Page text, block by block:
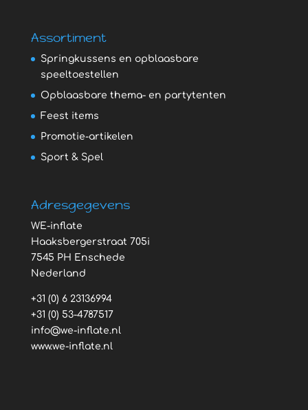
Assortiment
Springkussens en opblaasbare
speeltoestellen
Opblaasbare thema- en partytenten
Feest items
Promotie-artikelen
Sport & Spel
Adresgegevens
WE-inflate
Haaksbergerstraat 705i
7545 PH Enschede
Nederland
+31 (0) 6 23136994
+31 (0) 53-4787517
info@we-inflate.nl
www.we-inflate.nl